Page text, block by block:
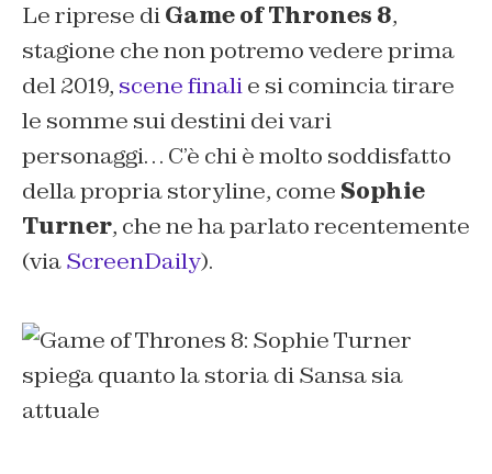
Le riprese diGame of Thrones 8,
stagione che non potremo vedere prima
del 2019, scene finalie si comincia tirare
le somme sui destini dei vari
personaggi… C’è chi è molto soddisfatto
della propria storyline, come Sophie
Turner, che ne ha parlato recentemente
(viaScreenDaily).